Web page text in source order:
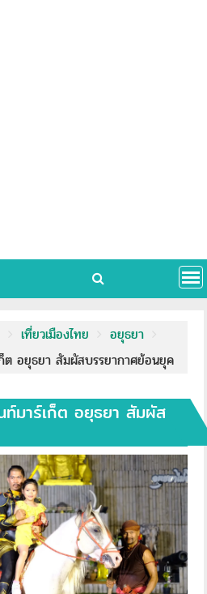
เที่ยวเมืองไทย
อยุธยา
ต อยุธยา สัมผัสบรรยากาศย้อนยุค
ท์มาร์เก็ต อยุธยา สัมผัส